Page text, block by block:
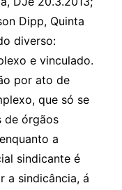
Dipp, Quinta
diverso:
e vinculado.
por ato de
que só se
de órgãos
a
sindicante é
a sindicância, á